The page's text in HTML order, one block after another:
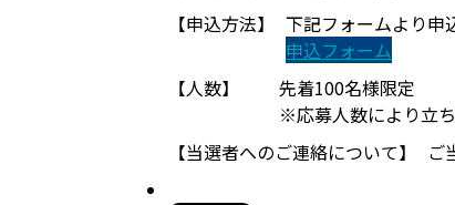
【申込方法】
下記フォームより申
申込フォーム
【人数】
先着100名様限定
※応募人数により立
【当選者へのご連絡について】
ご